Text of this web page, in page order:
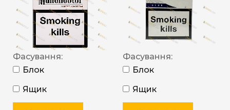
Фасування:
Блок
Ящик
Фасування:
Блок
Ящик